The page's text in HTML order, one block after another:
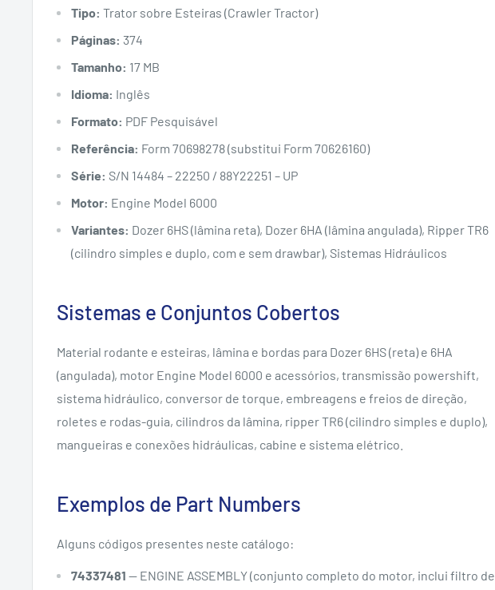
Tipo: Trator sobre Esteiras (Crawler Tractor)
Páginas: 374
Tamanho: 17 MB
Idioma: Inglês
Formato: PDF Pesquisável
Referência: Form 70698278 (substitui Form 70626160)
Série: S/N 14484 – 22250 / 88Y22251 – UP
Motor: Engine Model 6000
Variantes: Dozer 6HS (lâmina reta), Dozer 6HA (lâmina angulada), Ripper TR6
(cilindro simples e duplo, com e sem drawbar), Sistemas Hidráulicos
Sistemas e Conjuntos Cobertos
Material rodante e esteiras, lâmina e bordas para Dozer 6HS (reta) e 6HA
(angulada), motor Engine Model 6000 e acessórios, transmissão powershift,
sistema hidráulico, conversor de torque, embreagens e freios de direção,
roletes e rodas-guia, cilindros da lâmina, ripper TR6 (cilindro simples e duplo),
mangueiras e conexões hidráulicas, cabine e sistema elétrico.
Exemplos de Part Numbers
Alguns códigos presentes neste catálogo:
74337481 — ENGINE ASSEMBLY (conjunto completo do motor, inclui filtro de